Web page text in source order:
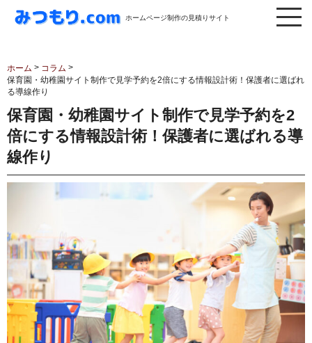
ホームページ制作の見積りサイト
ホーム > コラム >
保育園・幼稚園サイト制作で見学予約を2倍にする情報設計術！保護者に選ばれ
る導線作り
保育園・幼稚園サイト制作で見学予約を2
倍にする情報設計術！保護者に選ばれる導
線作り